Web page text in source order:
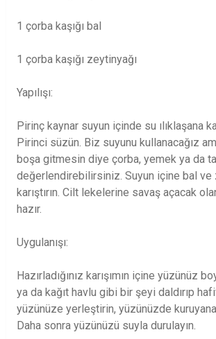
1 çorba kaşığı bal
1 çorba kaşığı zeytinyağı
Yapılışı:
Pirinç kaynar suyun içinde su ılıklaşana
Pirinci süzün. Biz suyunu kullanacağız
boşa gitmesin diye çorba, yemek ya da
değerlendirebilirsiniz. Suyun içine bal ve
karıştırın. Cilt lekelerine savaş açacak olan
hazır.
Uygulanışı:
Hazırladığınız karışımın içine yüzünüz
ya da kağıt havlu gibi bir şeyi daldırıp
yüzünüze yerleştirin, yüzünüzde
Daha sonra yüzünüzü suyla durulayın.